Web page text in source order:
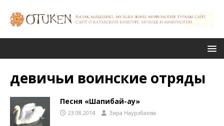
девичьи воинские отряды
Песня «Шапибай-ау»
23.08.2014 Зира Наурзбаева